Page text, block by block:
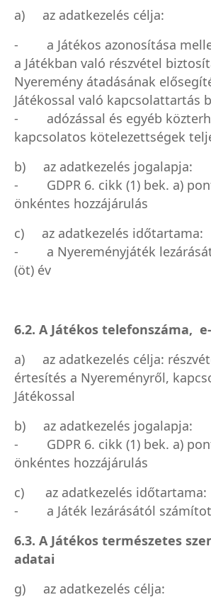
a) az adatkezelés célja:
- a Játékos azonosítása
a Játékban való részvétel
Nyeremény átadásának
Játékossal való kapcsolattartás
- adózással és egyéb
kapcsolatos kötelezettségek
b) az adatkezelés jogalapja:
- GDPR 6. cikk (1) bek. a)
önkéntes hozzájárulás
c) az adatkezelés időtartama:
- a Nyereményjáték
(öt) év
6.2. A Játékos telefonszáma,
a) az adatkezelés célja:
értesítés a Nyereményről,
Játékossal
b) az adatkezelés jogalapja:
- GDPR 6. cikk (1) bek. a)
önkéntes hozzájárulás
c) az adatkezelés időtartama:
- a Játék lezárásától
6.3. A Játékos természetes
adatai
g) az adatkezelés célja: